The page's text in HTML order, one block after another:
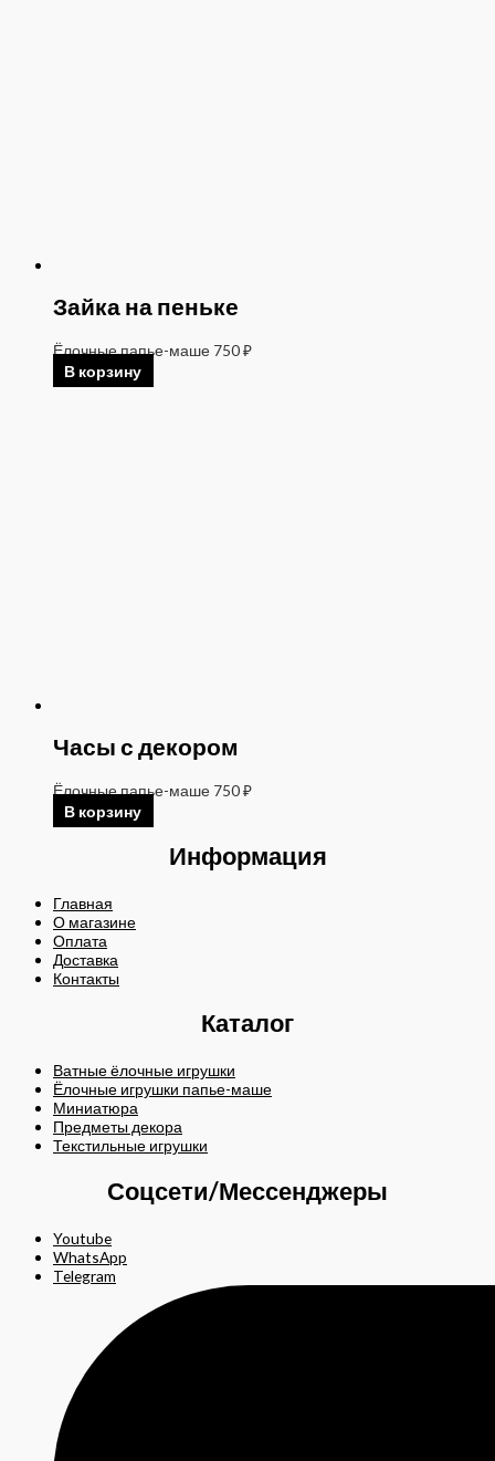
Зайка на пеньке
Ёлочные папье-маше 750₽
В корзину
Часы с декором
Ёлочные папье-маше 750₽
В корзину
Информация
Главная
О магазине
Оплата
Доставка
Контакты
Каталог
Ватные ёлочные игрушки
Ёлочные игрушки папье-маше
Миниатюра
Предметы декора
Текстильные игрушки
Соцсети/Мессенджеры
Youtube
WhatsApp
Telegram